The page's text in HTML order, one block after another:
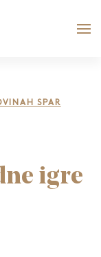
SPAR
igre